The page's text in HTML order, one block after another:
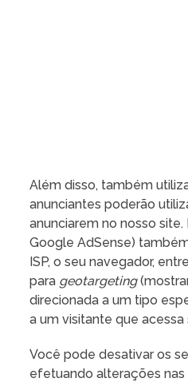
Além disso, também
anunciantes poderão
anunciarem no nosso
Google AdSense)
ISP, o seu navegador,
para geotargeting
direcionada a um tipo
a um visitante que
Você pode desativar os
efetuando alterações